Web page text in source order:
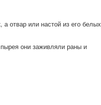
отвар или настой из его белых
они заживляли раны и